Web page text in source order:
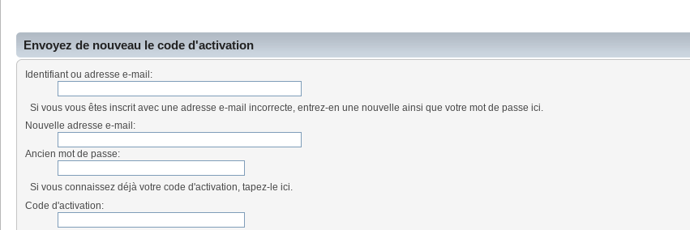
Envoyez de nouveau le code d'activation
Identifiant ou adresse e-mail:
Si vous vous êtes inscrit avec une adresse e-mail incorrecte, entrez-en une nouvelle ainsi que votre mot de passe ici.
Nouvelle adresse e-mail:
Ancien mot de passe:
Si vous connaissez déjà votre code d'activation, tapez-le ici.
Code d'activation: